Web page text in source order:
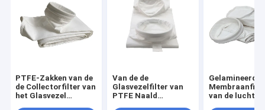
PTFE-Zakken van de
de Collectorfilter van
het Glasvezel
Van de de
Glasvezelfilter van
PTFE Naald
Gelamineerde
van de